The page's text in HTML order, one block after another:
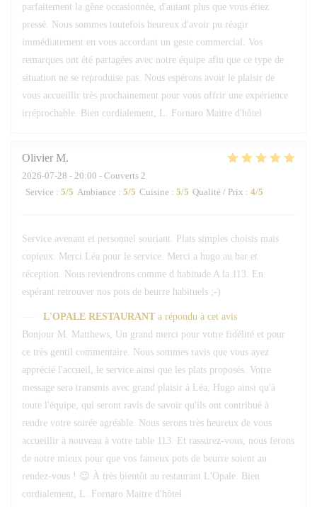
parfaitement la gêne occasionnée, d'autant plus que vous étiez
pressé. Nous sommes toutefois heureux d'avoir pu réagir
immédiatement en vous accordant un geste commercial. Vos
remarques ont été partagées avec notre équipe afin que ce type de
situation ne se reproduise pas. Nous espérons avoir le plaisir de
vous accueillir très prochainement pour vous offrir une expérience
irréprochable. Bien cordialement, L. Fornaro Maitre d'hôtel
Olivier M
2026-07-28 - 20:00 - Couverts 2
Service : 5/5 Ambiance : 5/5 Cuisine : 5/5 Qualité / Prix : 4/5
Service avenant et personnel souriant. Plats simples choisis mais
copieux. Merci Léa pour le service. Merci a hugo au bar et
réception. Nous reviendrons comme d habitude A la 113. En
espérant retrouver nos pots de beurre habituels ;-)
L'OPALE RESTAURANT a répondu à cet avis
Bonjour M. Matthews, Un grand merci pour votre fidélité et pour
ce très gentil commentaire. Nous sommes ravis que vous ayez
apprécié l'accueil, le service ainsi que les plats proposés. Votre
message sera transmis avec grand plaisir à Léa, Hugo ainsi qu'à
toute l'équipe, qui seront ravis de savoir qu'ils ont contribué à
rendre votre soirée agréable. Nous serons très heureux de vous
accueillir à nouveau à votre table 113. Et rassurez-vous, nous ferons
de notre mieux pour que vos fameux pots de beurre soient au
rendez-vous ! 😉 À très bientôt au restaurant L'Opale. Bien
cordialement, L. Fornaro Maitre d'hôtel